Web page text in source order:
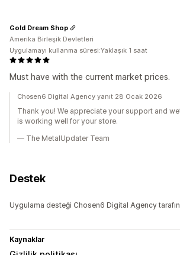
Must have with the current market prices.
Gold Dream Shop
Amerika Birleşik Devletleri
Uygulamayı kullanma süresi:Yaklaşık 1 saat
Chosen6 Digital Agency yanıt 28 Ocak 2026
Thank you! We appreciate your support and
is working well for your store.
— The MetalUpdater Team
Destek
Uygulama desteği Chosen6 Digital Agency
Kaynaklar